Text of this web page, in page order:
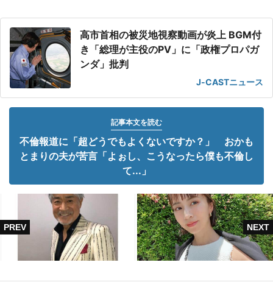
高市首相の被災地視察動画が炎上 BGM付
き「総理が主役のPV」に「政権プロパガ
ンダ」批判
J-CASTニュース
記事本文を読む
不倫報道に「超どうでもよくないですか？」 おかも
とまりの夫が苦言「よぉし、こうなったら僕も不倫し
て...」